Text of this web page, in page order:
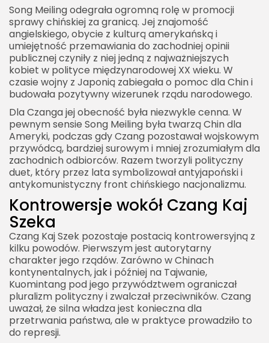
Song Meiling odegrała ogromną rolę w promocji
sprawy chińskiej za granicą. Jej znajomość
angielskiego, obycie z kulturą amerykańską i
umiejętność przemawiania do zachodniej opinii
publicznej czyniły z niej jedną z najważniejszych
kobiet w polityce międzynarodowej XX wieku. W
czasie wojny z Japonią zabiegała o pomoc dla Chin i
budowała pozytywny wizerunek rządu narodowego.
Dla Czanga jej obecność była niezwykle cenna. W
pewnym sensie Song Meiling była twarzą Chin dla
Ameryki, podczas gdy Czang pozostawał wojskowym
przywódcą, bardziej surowym i mniej zrozumiałym dla
zachodnich odbiorców. Razem tworzyli polityczny
duet, który przez lata symbolizował antyjapoński i
antykomunistyczny front chińskiego nacjonalizmu.
Kontrowersje wokół Czang Kaj
Szeka
Czang Kaj Szek pozostaje postacią kontrowersyjną z
kilku powodów. Pierwszym jest autorytarny
charakter jego rządów. Zarówno w Chinach
kontynentalnych, jak i później na Tajwanie,
Kuomintang pod jego przywództwem ograniczał
pluralizm polityczny i zwalczał przeciwników. Czang
uważał, że silna władza jest konieczna dla
przetrwania państwa, ale w praktyce prowadziło to
do represji.